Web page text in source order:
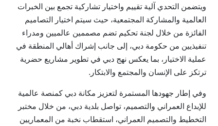
ويتضمن التحدي آلية تقييم واختيار تشاركية تجمع بين الخبرات
العالمية والمشاركة المجتمعية، حيث سيتم اختيار التصاميم
الفائزة من خلال لجنة تحكيم تضم مصممين عالميين ومدراء
تنفيذيين من حكومة دبي، إلى جانب إشراك أهالي المنطقة في
عملية الاختيار، بما يعكس نهج دبي في تطوير مشاريع حضرية
ترتكز على الإنسان والمجتمع والابتكار.
وفي إطار جهودها المستمرة لتعزيز مكانة دبي كمنصة عالمية
للإبداع العمراني والتصميم، تواصل بلدية دبي، من خلال مختبر
التخطيط والتصميم العمراني، استقطاب نخبة من المعماريين